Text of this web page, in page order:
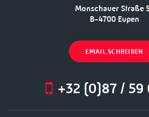
Monschauer Straße
B-4700 Eupen
EMAIL SCHREIBEN
+32 (0)87 / 59